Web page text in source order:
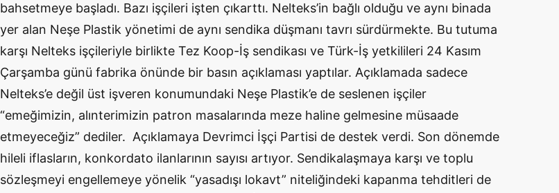
bahsetmeye başladı. Bazı işçileri işten çıkarttı. Nelteks’in bağlı olduğu ve aynı binada
yer alan Neşe Plastik yönetimi de aynı sendika düşmanı tavrı sürdürmekte. Bu tutuma
karşı Nelteks işçileriyle birlikte Tez Koop-İş sendikası ve Türk-İş yetkilileri 24 Kasım
Çarşamba günü fabrika önünde bir basın açıklaması yaptılar. Açıklamada sadece
Nelteks’e değil üst işveren konumundaki Neşe Plastik’e de seslenen işçiler
“emeğimizin, alınterimizin patron masalarında meze haline gelmesine müsaade
etmeyeceğiz” dediler. Açıklamaya Devrimci İşçi Partisi de destek verdi. Son dönemde
hileli iflasların, konkordato ilanlarının sayısı artıyor. Sendikalaşmaya karşı ve toplu
sözleşmeyi engellemeye yönelik “yasadışı lokavt” niteliğindeki kapanma tehditleri de